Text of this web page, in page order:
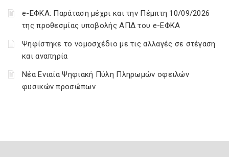
e-ΕΦΚΑ: Παράταση μέχρι και την Πέμπτη 10/09/2026
της προθεσμίας υποβολής ΑΠΔ του e-ΕΦΚΑ
Ψηφίστηκε το νομοσχέδιο με τις αλλαγές σε στέγαση
και αναπηρία
Νέα Ενιαία Ψηφιακή Πύλη Πληρωμών οφειλών
φυσικών προσώπων